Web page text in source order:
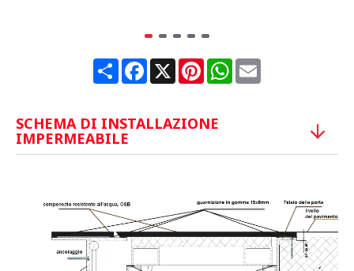
ShareFacebook
X PinterestWhatsApp
Email
SCHEMA DI INSTALLAZIONE
IMPERMEABILE